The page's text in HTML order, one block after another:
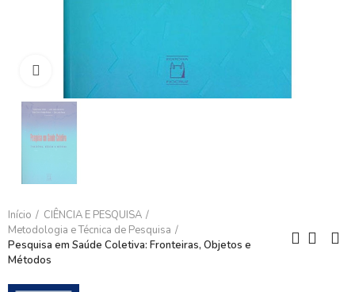
Início
CIÊNCIA E PESQUISA
Metodologia e Técnica de Pesquisa
Pesquisa em Saúde Coletiva: Fronteiras, Objetos e
Métodos